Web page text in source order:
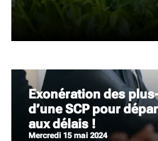
Exonération des
d’une SCP pour
aux délais !
mercredi 15 mai 2024